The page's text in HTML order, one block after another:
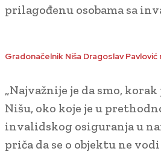
prilagođenu osobama sa
Gradonačelnik Niša Dragoslav
„Najvažnije je da smo,
Nišu, oko koje je u
invalidskog osiguranja u
priča da se o objektu ne